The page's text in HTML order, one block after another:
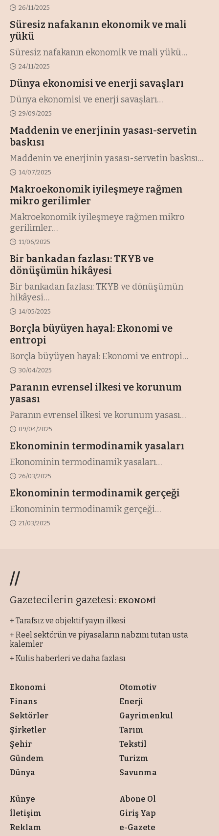
26/11/2025
Süresiz nafakanın ekonomik ve mali
yükü
Süresiz nafakanın ekonomik ve mali yükü…
24/11/2025
Dünya ekonomisi ve enerji savaşları
Dünya ekonomisi ve enerji savaşları…
29/09/2025
Maddenin ve enerjinin yasası-servetin
baskısı
Maddenin ve enerjinin yasası-servetin baskısı…
14/07/2025
Makroekonomik iyileşmeye rağmen
mikro gerilimler
Makroekonomik iyileşmeye rağmen mikro
gerilimler…
11/06/2025
Bir bankadan fazlası: TKYB ve
dönüşümün hikâyesi
Bir bankadan fazlası: TKYB ve dönüşümün
hikâyesi…
14/05/2025
Borçla büyüyen hayal: Ekonomi ve
entropi
Borçla büyüyen hayal: Ekonomi ve entropi…
30/04/2025
Paranın evrensel ilkesi ve korunum
yasası
Paranın evrensel ilkesi ve korunum yasası…
09/04/2025
Ekonominin termodinamik yasaları
Ekonominin termodinamik yasaları…
26/03/2025
Ekonominin termodinamik gerçeği
Ekonominin termodinamik gerçeği…
21/03/2025
//
Gazetecilerin gazetesi: EKONOMİ
+ Tarafsız ve objektif yayın ilkesi
+ Reel sektörün ve piyasaların nabzını tutan usta
kalemler
+ Kulis haberleri ve daha fazlası
Ekonomi
Finans
Sektörler
Şirketler
Şehir
Gündem
Dünya
Otomotiv
Enerji
Gayrimenkul
Tarım
Tekstil
Turizm
Savunma
Künye
İletişim
Reklam
Abone Ol
Giriş Yap
e-Gazete